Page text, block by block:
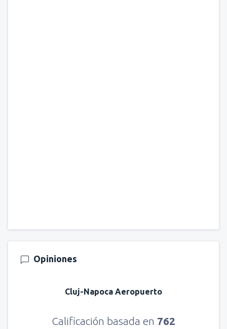
Opiniones
Cluj-Napoca Aeropuerto
Calificación basada en 762